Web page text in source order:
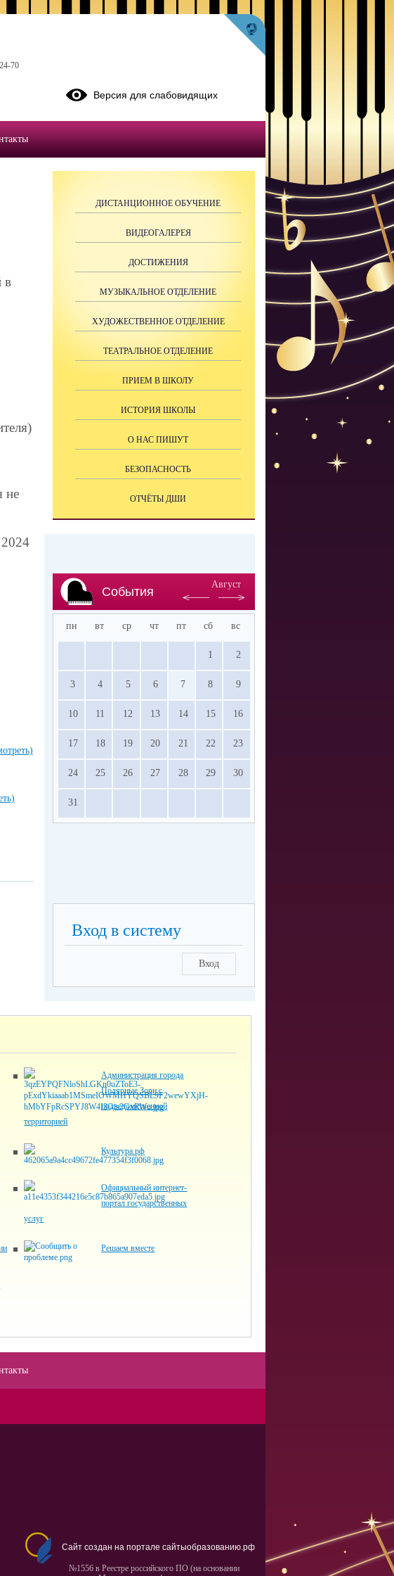
в
не
ДИСТАНЦИОННОЕ ОБУЧЕНИЕ
ВИДЕОГАЛЕРЕЯ
ДОСТИЖЕНИЯ
МУЗЫКАЛЬНОЕ ОТДЕЛЕНИЕ
ХУДОЖЕСТВЕННОЕ ОТДЕЛЕНИЕ
ТЕАТРАЛЬНОЕ ОТДЕЛЕНИЕ
ПРИЕМ В ШКОЛУ
ИСТОРИЯ ШКОЛЫ
О НАС ПИШУТ
БЕЗОПАСНОСТЬ
ОТЧЁТЫ ДШИ
События
Август
пн вт ср чт пт сб вс
1 2
3 4 5 6 7 8 9
10 11 12 13 14 15 16
17 18 19 20 21 22 23
24 25 26 27 28 29 30
31
Вход в систему
Вход
Администрация города
Полярные Зори с
подведомственной
территорией
Культура.рф
Официальный интернет-
портал государственных
услуг
Решаем вместе
70
Версия для слабовидящих
Сайт создан на портале сайтыобразованию.рф
№1556 в Реестре российского ПО (на основании